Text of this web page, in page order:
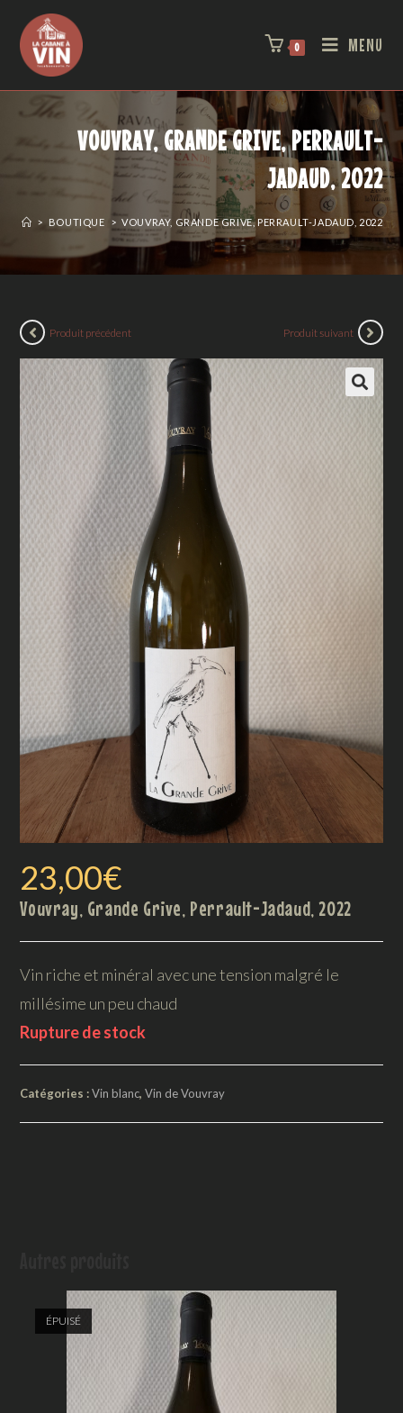
0 MENU
VOUVRAY, GRANDE GRIVE, PERRAULT-
JADAUD, 2022
> BOUTIQUE > VOUVRAY, GRANDE GRIVE, PERRAULT-JADAUD, 2022
Produit précédent Produit suivant
23,00€
Vouvray, Grande Grive, Perrault-Jadaud, 2022
Vin riche et minéral avec une tension malgré le
millésime un peu chaud
Rupture de stock
Catégories :Vin blanc,Vin de Vouvray
ÉPUISÉ